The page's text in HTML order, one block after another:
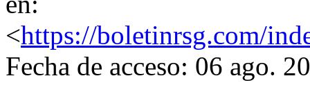
<https://boletinrsg.com/
Fecha de acceso: 06 ago.